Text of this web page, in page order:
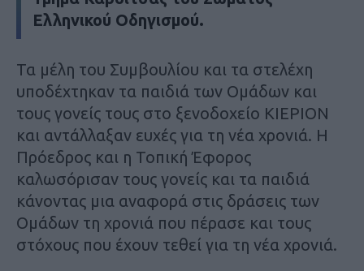
Ελληνικού Οδηγισμού.
Τα μέλη του Συμβουλίου και τα στελέχη
υποδέχτηκαν τα παιδιά των Ομάδων και
τους γονείς τους στο ξενοδοχείο ΚΙΕΡΙΟΝ
και αντάλλαξαν ευχές για τη νέα χρονιά. Η
Πρόεδρος και η Τοπική Έφορος
καλωσόρισαν τους γονείς και τα παιδιά
κάνοντας μια αναφορά στις δράσεις των
Ομάδων τη χρονιά που πέρασε και τους
στόχους που έχουν τεθεί για τη νέα χρονιά.